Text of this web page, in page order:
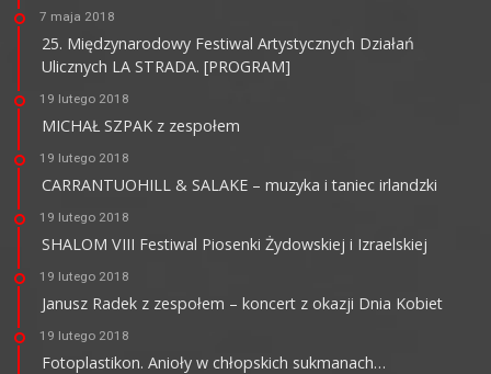
7 maja 2018
25. Międzynarodowy Festiwal Artystycznych Działań
Ulicznych LA STRADA. [PROGRAM]
19 lutego 2018
MICHAŁ SZPAK z zespołem
19 lutego 2018
CARRANTUOHILL & SALAKE – muzyka i taniec irlandzki
19 lutego 2018
SHALOM VIII Festiwal Piosenki Żydowskiej i Izraelskiej
19 lutego 2018
Janusz Radek z zespołem – koncert z okazji Dnia Kobiet
19 lutego 2018
Fotoplastikon. Anioły w chłopskich sukmanach…